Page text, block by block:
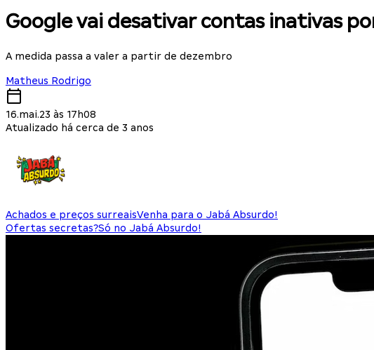
Google vai desativar contas inativas
A medida passa a valer a partir de dezembro
Matheus Rodrigo
16.mai.23 às 17h08
Atualizado há cerca de 3 anos
Achados e preços surreaisVenha para o Jabá Absurdo!
Ofertas secretas?Só no Jabá Absurdo!